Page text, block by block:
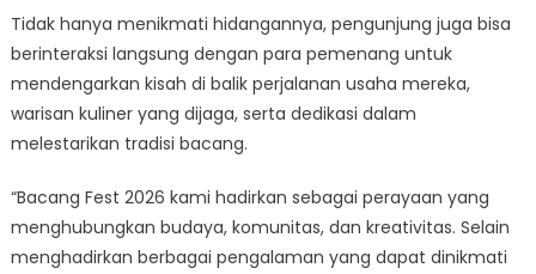
Tidak hanya menikmati hidangannya, pengunjung juga bisa
berinteraksi langsung dengan para pemenang untuk
mendengarkan kisah di balik perjalanan usaha mereka,
warisan kuliner yang dijaga, serta dedikasi dalam
melestarikan tradisi bacang.
“Bacang Fest 2026 kami hadirkan sebagai perayaan yang
menghubungkan budaya, komunitas, dan kreativitas. Selain
menghadirkan berbagai pengalaman yang dapat dinikmati